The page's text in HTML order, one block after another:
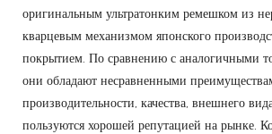
оригинальным ультратонким ремешком из
кварцевым механизмом японского
покрытием. По сравнению с аналогичными
они обладают несравненными
производительности, качества, внешнего
пользуются хорошей репутацией на рынке.